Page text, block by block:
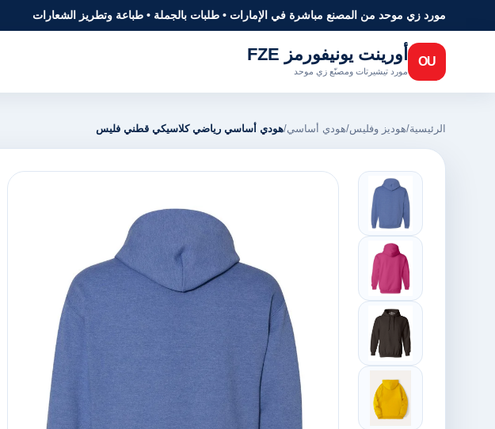
مورد زي موحد من المصنع مباشرة في الإمارات • طلبات بالجملة • طباعة وتطريز الشعارات
OU أورينت يونيفورمز FZE
مورد تيشيرتات ومصنّع زي موحد
الرئيسية/هوديز وفليس/هودي أساسي/هودي أساسي رياضي كلاسيكي قطني فليس